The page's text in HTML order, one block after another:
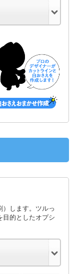
）します。ツルっ
目的としたオプシ